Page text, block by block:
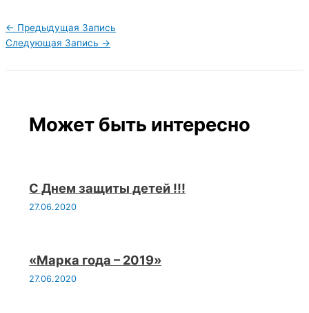
← Предыдущая Запись
Следующая Запись →
Может быть интересно
С Днем защиты детей !!!
27.06.2020
«Марка года – 2019»
27.06.2020